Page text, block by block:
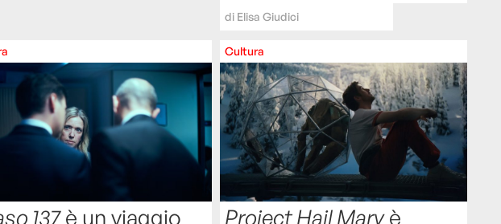
di Elisa Giudici
137è un viaggio
Cultura
Project Hail Maryè